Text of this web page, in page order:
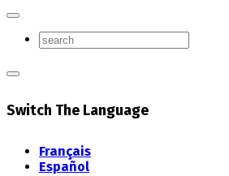
Switch The Language
Français
Español